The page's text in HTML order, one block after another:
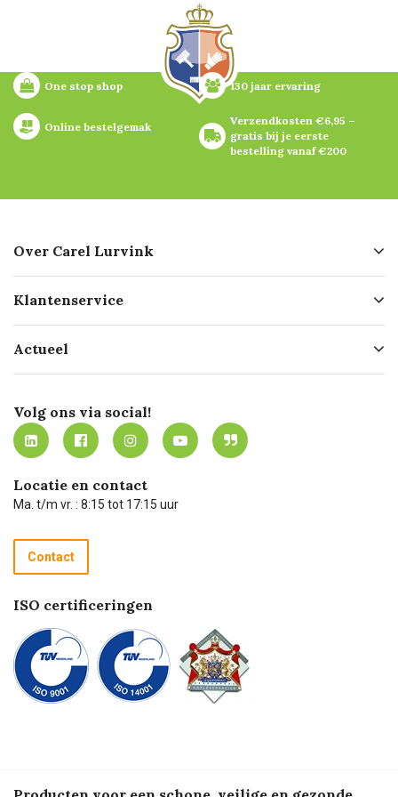
One stop shop 130 jaar ervaring
Online bestelgemak
Verzendkosten €6,95 –
gratis bij je eerste
bestelling vanaf €200
Over Carel Lurvink
Geschiedenis
Missie
Werken bij Carel Lurvink
MVO
Klantenservice
Bezorgen
Mijn Carel Lurvink
Mijn Carel Lurvink instructievideo's
Carel Lurvink App
Hulp op afstand
Technische dienst
Recycle programma
Betalen
Actueel
Innovation LAB
Tevreden klanten
Carel Lurvink Blog
Carel de podcast
Volg ons via social!
Locatie en contact
Ma. t/m vr. : 8:15 tot 17:15 uur
Contact
ISO certificeringen